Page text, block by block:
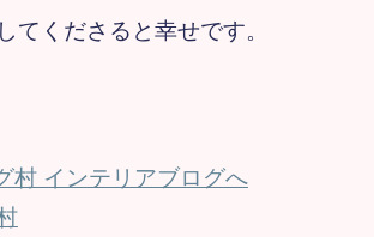
てくださると幸せです。